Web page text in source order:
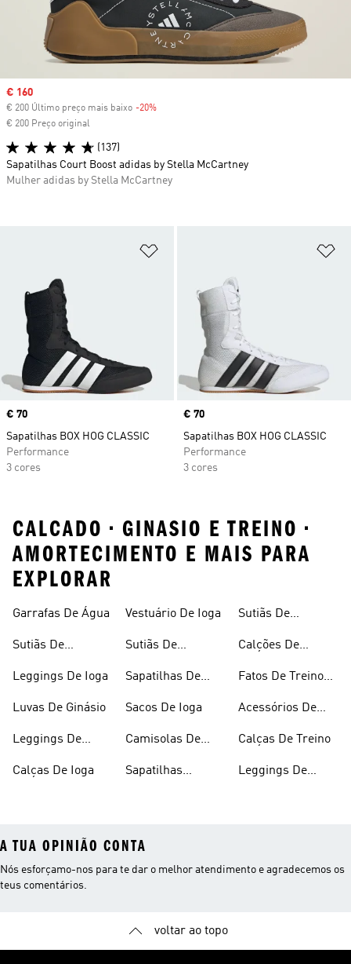
Price
€ 70
Sapatilhas BOX HOG CLASSIC
Performance
3 cores
Price
€ 70
Sapatilhas BOX HOG CLASSIC
Performance
3 cores
Sale price
€ 160
€ 200 Último preço mais baixo -20%
€ 200 Preço original
(137)
Sapatilhas Court Boost adidas by Stella McCartney
Mulher adidas by Stella McCartney
CALCADO • GINASIO E TREINO •
AMORTECIMENTO E MAIS PARA
EXPLORAR
Garrafas De Água
Sutiãs De
Leggings De Ioga
Luvas De Ginásio
Leggings De
Calças De Ioga
Vestuário De Ioga
Sutiãs De
Almofadados
Sapatilhas De
Sacos De Ioga
Camisolas De
Sapatilhas
Sutiãs De
Costuras
Calções De
Fatos De Treino
Acessórios De
Calças De Treino
Leggings De
A TUA OPINIÃO CONTA
Nós esforçamo-nos para te dar o melhor atendimento e agradecemos os
teus comentários.
voltar ao topo